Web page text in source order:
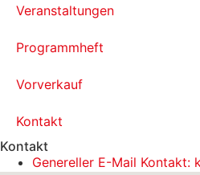
Veranstaltungen
Programmheft
Vorverkauf
Kontakt
Kontakt
Genereller E-Mail Kontakt: